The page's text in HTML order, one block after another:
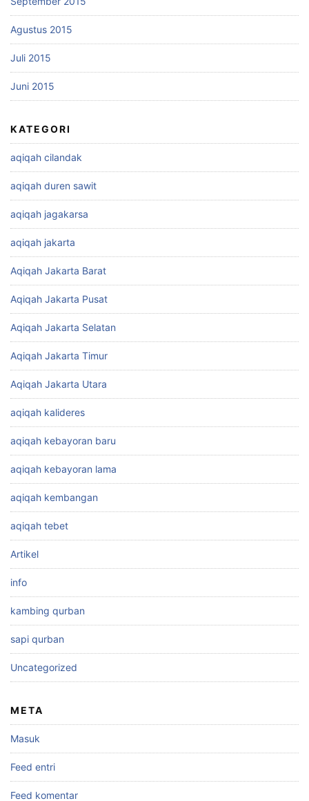
Agustus 2015
Juli 2015
Juni 2015
KATEGORI
aqiqah cilandak
aqiqah duren sawit
aqiqah jagakarsa
aqiqah jakarta
Aqiqah Jakarta Barat
Aqiqah Jakarta Pusat
Aqiqah Jakarta Selatan
Aqiqah Jakarta Timur
Aqiqah Jakarta Utara
aqiqah kalideres
aqiqah kebayoran baru
aqiqah kebayoran lama
aqiqah kembangan
aqiqah tebet
Artikel
info
kambing qurban
sapi qurban
Uncategorized
META
Masuk
Feed entri
Feed komentar